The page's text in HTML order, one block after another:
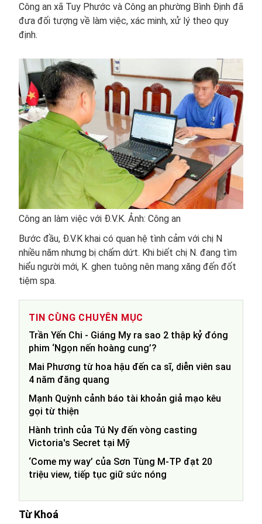
Công an xã Tuy Phước và Công an phường Bình Định đã
đưa đối tượng về làm việc, xác minh, xử lý theo quy
định.
Công an làm việc với Đ.V.K. Ảnh: Công an
Bước đầu, Đ.V.K khai có quan hệ tình cảm với chị N
nhiều năm nhưng bị chấm dứt. Khi biết chị N. đang tìm
hiểu người mới, K. ghen tuông nên mang xăng đến đốt
tiệm spa.
TIN CÙNG CHUYÊN MỤC
Trần Yến Chi - Giáng My ra sao 2 thập kỷ đóng
phim ‘Ngọn nến hoàng cung’?
Mai Phương từ hoa hậu đến ca sĩ, diễn viên sau
4 năm đăng quang
Mạnh Quỳnh cảnh báo tài khoản giả mạo kêu
gọi từ thiện
Hành trình của Tú Ny đến vòng casting
Victoria's Secret tại Mỹ
‘Come my way’ của Sơn Tùng M-TP đạt 20
triệu view, tiếp tục giữ sức nóng
Từ Khoá